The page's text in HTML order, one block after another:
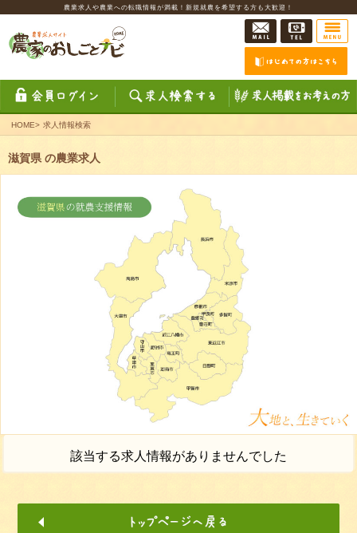
農業求人や農業への転職情報が満載！新規就農を希望する方も大歓迎！
HOME> 求人情報検索
滋賀県 の農業求人
該当する求人情報がありませんでした